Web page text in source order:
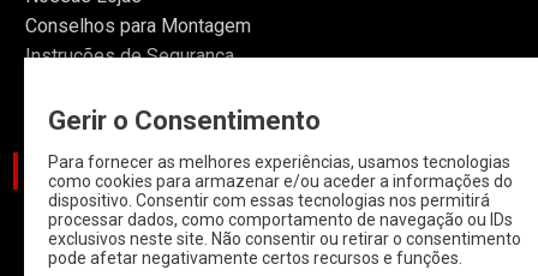
Conselhos para Montagem
Instruções de Segurança
CATEGORIAS
CARROS
CARROS COM
Gerir o Consentimento
Para fornecer as melhores experiências, usamos tecnologias
como cookies para armazenar e/ou aceder a informações do
dispositivo. Consentir com essas tecnologias nos permitirá
processar dados, como comportamento de navegação ou IDs
exclusivos neste site. Não consentir ou retirar o consentimento
pode afetar negativamente certos recursos e funções.